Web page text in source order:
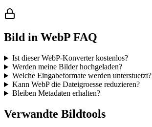
Bild in WebP FAQ
Ist dieser WebP-Konverter kostenlos?
Werden meine Bilder hochgeladen?
Welche Eingabeformate werden unterstuetzt?
Kann WebP die Dateigroesse reduzieren?
Bleiben Metadaten erhalten?
Verwandte Bildtools